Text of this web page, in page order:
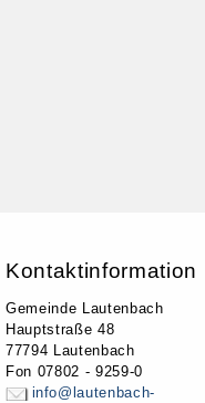
Kontaktinformation
Gemeinde Lautenbach
Hauptstraße 48
77794 Lautenbach
Fon 07802 - 9259-0
info@lautenbach-